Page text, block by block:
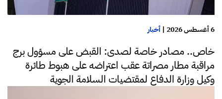
6 أغسطس 2026 | أخبار
خاص.. مصادر خاصة لصدى: القبض على مسؤول برج
مراقبة مطار مصراتة عقب اعتراضه على هبوط طائرة
وكيل وزارة الدفاع لمقتضيات السلامة الجوية